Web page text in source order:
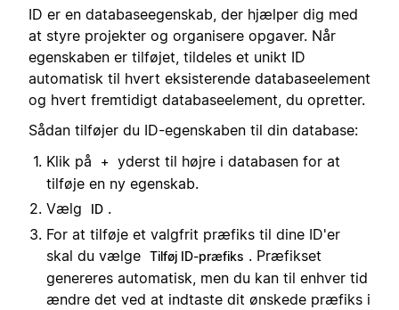
ID er en databaseegenskab, der hjælper dig med
at styre projekter og organisere opgaver. Når
egenskaben er tilføjet, tildeles et unikt ID
automatisk til hvert eksisterende databaseelement
og hvert fremtidigt databaseelement, du opretter.
Sådan tilføjer du ID-egenskaben til din database:
Klik på
+
yderst til højre i databasen for at
tilføje en ny egenskab.
Vælg
ID .
For at tilføje et valgfrit præfiks til dine ID'er
skal du vælge Tilføj ID-præfiks . Præfikset
genereres automatisk, men du kan til enhver tid
ændre det ved at indtaste dit ønskede præfiks i